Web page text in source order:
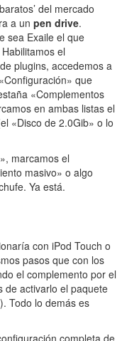
del mercado
a un pen drive.
sea Exaile el que
el
plugins, accedemos a
que
«Complementos
en ambas listas el
«Disco de 2.0Gib» o lo
marcamos el
masivo» o algo
Ya está.
con iPod Touch o
pasos que con los
el complemento por el
de activarlo el paquete
Todo lo demás es
completa de